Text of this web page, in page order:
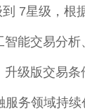
7星级，根
能交易分
级版交易
务领域持